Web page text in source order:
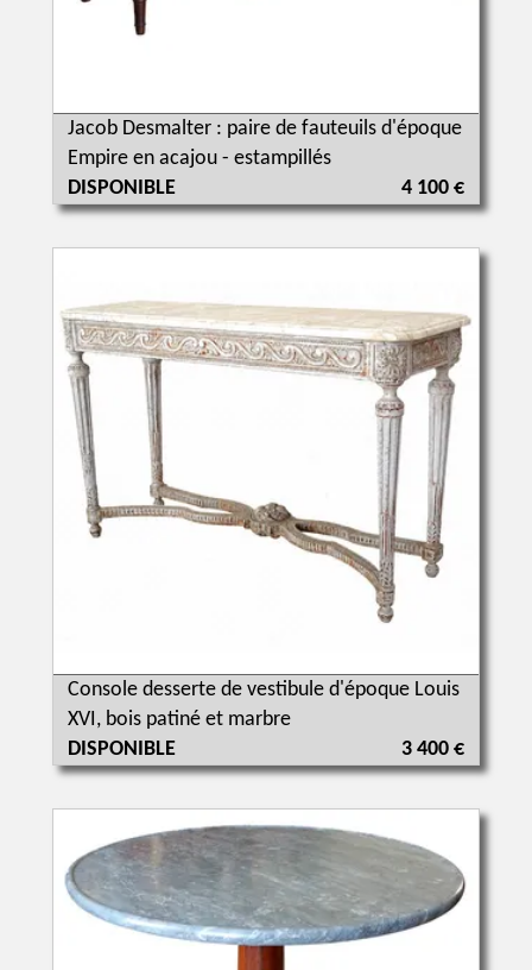
Jacob Desmalter : paire de fauteuils d'époque
Empire en acajou - estampillés
DISPONIBLE
4 100 €
Console desserte de vestibule d'époque Louis
XVI, bois patiné et marbre
DISPONIBLE
3 400 €